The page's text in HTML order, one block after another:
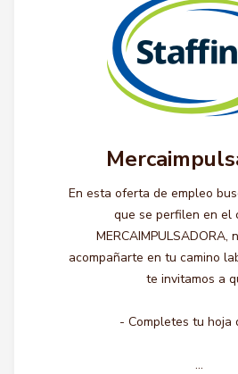
En esta oferta de empleo
que se perfilen en el
MERCAIMPULSADORA,
acompañarte en tu camino
te invitamos a
- Completes tu hoja
...